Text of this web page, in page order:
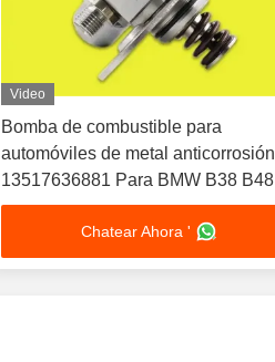
Video
Bomba de combustible para
automóviles de metal anticorrosión
13517636881 Para BMW B38 B48
Chatear Ahora '